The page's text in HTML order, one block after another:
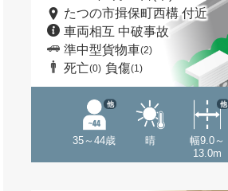
たつの市揖保町西構 付近
車両相互 中破事故
準中型貨物車(2)
死亡(0) 負傷(1)
35～44歳
他
晴
幅9.0～
13.0m
他